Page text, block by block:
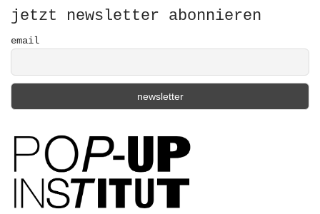
r
:
jetzt newsletter abonnieren
email